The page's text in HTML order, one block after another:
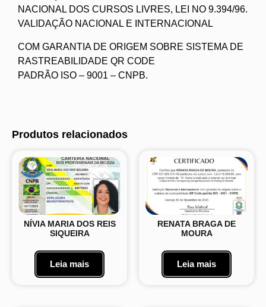
NACIONAL DOS CURSOS LIVRES, LEI NO 9.394/96.
VALIDAÇÃO NACIONAL E INTERNACIONAL
COM GARANTIA DE ORIGEM SOBRE SISTEMA DE
RASTREABILIDADE QR CODE
PADRÃO ISO – 9001 – CNPB.
Produtos relacionados
NÍVIA MARIA DOS REIS
SIQUEIRA
Leia mais
RENATA BRAGA DE
MOURA
Leia mais